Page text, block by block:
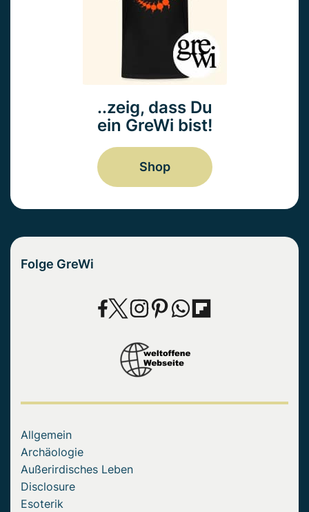
..zeig, dass Du
ein GreWi bist!
Shop
Folge GreWi
Allgemein
Archäologie
Außerirdisches Leben
Disclosure
Esoterik